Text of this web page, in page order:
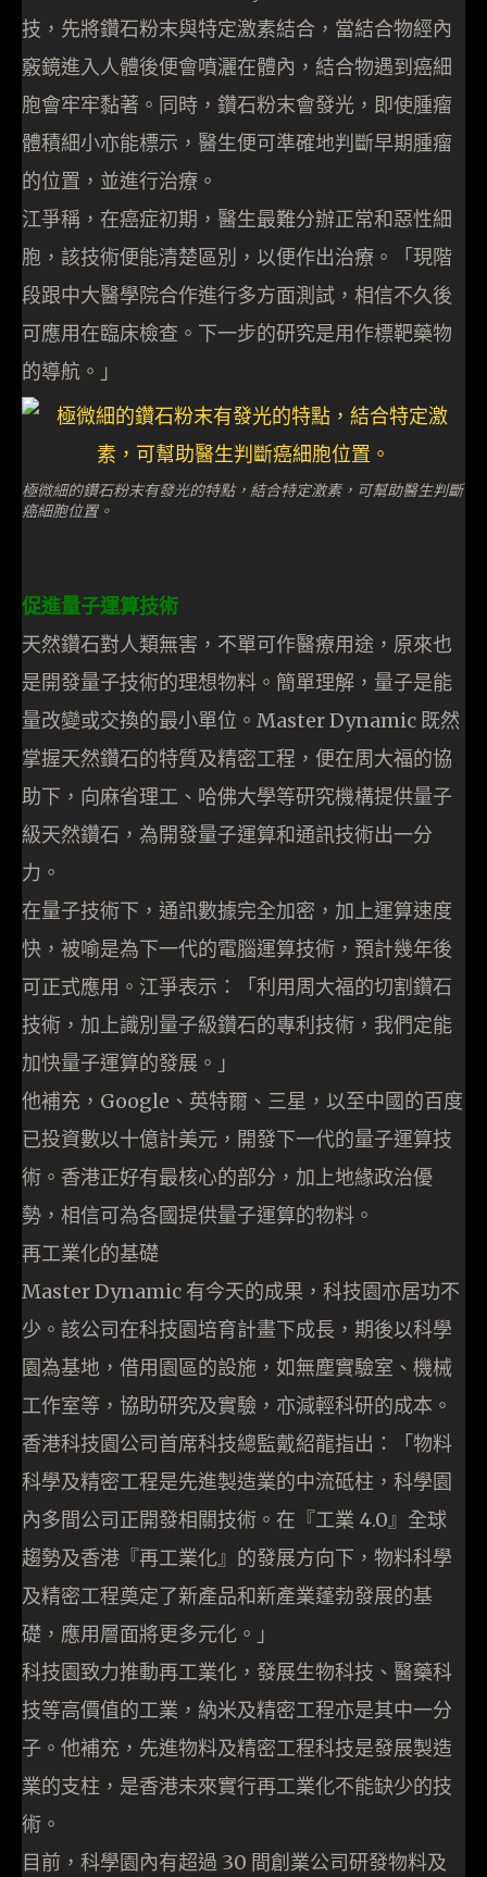
技，先將鑽石粉末與特定激素結合，當結合物經內
竅鏡進入人體後便會噴灑在體內，結合物遇到癌細
胞會牢牢黏著。同時，鑽石粉末會發光，即使腫瘤
體積細小亦能標示，醫生便可準確地判斷早期腫瘤
的位置，並進行治療。
江爭稱，在癌症初期，醫生最難分辦正常和惡性細
胞，該技術便能清楚區別，以便作出治療。「現階
段跟中大醫學院合作進行多方面測試，相信不久後
可應用在臨床檢查。下一步的研究是用作標靶藥物
的導航。」
極微細的鑽石粉末有發光的特點，結合特定激素，可幫助醫生判斷
癌細胞位置。
促進量子運算技術
天然鑽石對人類無害，不單可作醫療用途，原來也
是開發量子技術的理想物料。簡單理解，量子是能
量改變或交換的最小單位。Master Dynamic 既然
掌握天然鑽石的特質及精密工程，便在周大福的協
助下，向麻省理工、哈佛大學等研究機構提供量子
級天然鑽石，為開發量子運算和通訊技術出一分
力。
在量子技術下，通訊數據完全加密，加上運算速度
快，被喻是為下一代的電腦運算技術，預計幾年後
可正式應用。江爭表示：「利用周大福的切割鑽石
技術，加上識別量子級鑽石的專利技術，我們定能
加快量子運算的發展。」
他補充，Google、英特爾、三星，以至中國的百度
已投資數以十億計美元，開發下一代的量子運算技
術。香港正好有最核心的部分，加上地緣政治優
勢，相信可為各國提供量子運算的物料。
再工業化的基礎
Master Dynamic 有今天的成果，科技園亦居功不
少。該公司在科技園培育計畫下成長，期後以科學
園為基地，借用園區的設施，如無塵實驗室、機械
工作室等，協助研究及實驗，亦減輕科研的成本。
香港科技園公司首席科技總監戴紹龍指出：「物料
科學及精密工程是先進製造業的中流砥柱，科學園
內多間公司正開發相關技術。在『工業 4.0』全球
趨勢及香港『再工業化』的發展方向下，物料科學
及精密工程奠定了新產品和新產業蓬勃發展的基
礎，應用層面將更多元化。」
科技園致力推動再工業化，發展生物科技、醫藥科
技等高價值的工業，納米及精密工程亦是其中一分
子。他補充，先進物料及精密工程科技是發展製造
業的支柱，是香港未來實行再工業化不能缺少的技
術。
目前，科學園內有超過 30 間創業公司研發物料及